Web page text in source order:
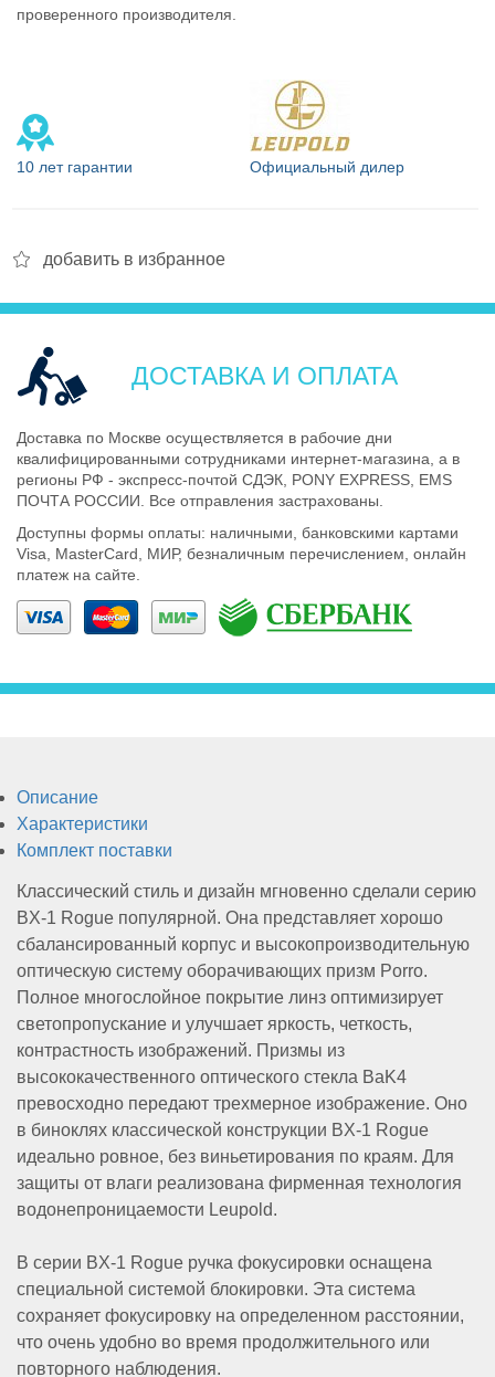
Тепловизионные
прицелы
видения
Прицелы
видения
проверенного производителя.
Официальный дилер
10 лет гарантии
добавить в избранное
ДОСТАВКА И ОПЛАТА
Доставка по Москве осуществляется в рабочие дни
квалифицированными сотрудниками интернет-магазина, а в
регионы РФ - экспресс-почтой СДЭК, PONY EXPRESS, EMS
ПОЧТА РОССИИ. Все отправления застрахованы.
Доступны формы оплаты: наличными, банковскими картами
Visa, MasterCard, МИР, безналичным перечислением, онлайн
платеж на сайте.
Описание
Характеристики
Комплект поставки
Классический стиль и дизайн мгновенно сделали серию
BX-1 Rogue популярной. Она представляет хорошо
сбалансированный корпус и высокопроизводительную
оптическую систему оборачивающих призм Porro.
Полное многослойное покрытие линз оптимизирует
светопропускание и улучшает яркость, четкость,
контрастность изображений. Призмы из
высококачественного оптического стекла BaK4
превосходно передают трехмерное изображение. Оно
в биноклях классической конструкции BX-1 Rogue
идеально ровное, без виньетирования по краям. Для
защиты от влаги реализована фирменная технология
водонепроницаемости Leupold.
В серии BX-1 Rogue ручка фокусировки оснащена
специальной системой блокировки. Эта система
сохраняет фокусировку на определенном расстоянии,
что очень удобно во время продолжительного или
повторного наблюдения.